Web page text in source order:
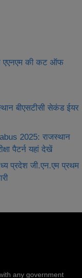
एएनएम की कट ऑफ
बीएसटीसी सेकंड ईयर
2025: राजस्थान
पैटर्न यहां देखें
प्रदेश जी.एन.एम प्रथम
any government